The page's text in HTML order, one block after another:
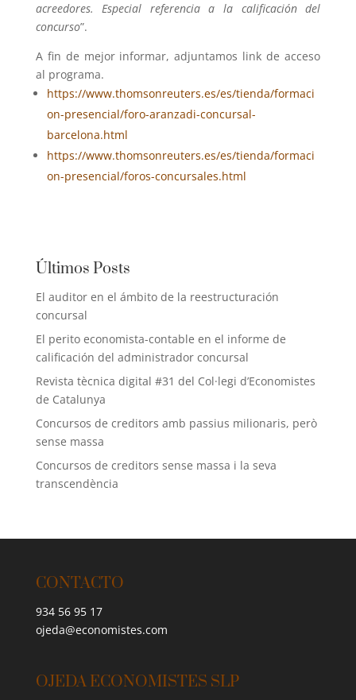
acreedores. Especial referencia a la calificación del
concurso”.
A fin de mejor informar, adjuntamos link de acceso
al programa.
https://www.thomsonreuters.es/es/tienda/formaci
on-presencial/foro-aranzadi-concursal-
barcelona.html
https://www.thomsonreuters.es/es/tienda/formaci
on-presencial/foros-concursales.html
Últimos Posts
El auditor en el ámbito de la reestructuración
concursal
El perito economista-contable en el informe de
calificación del administrador concursal
Revista tècnica digital #31 del Col·legi d’Economistes
de Catalunya
Concursos de creditors amb passius milionaris, però
sense massa
Concursos de creditors sense massa i la seva
transcendència
CONTACTO
934 56 95 17
ojeda@economistes.com
OJEDA ECONOMISTES SLP